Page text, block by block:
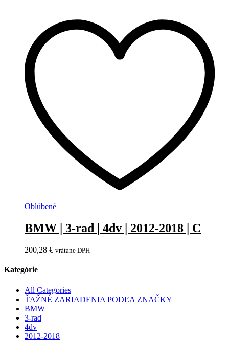
Oblúbené
BMW | 3-rad | 4dv | 2012-2018 | C
200,28 € vrátane DPH
Kategórie
All Categories
ŤAŽNÉ ZARIADENIA PODĽA ZNAČKY
BMW
3-rad
4dv
2012-2018